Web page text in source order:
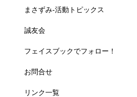
まさずみ-活動トピックス
誠友会
フェイスブックでフォロー！
お問合せ
リンク一覧